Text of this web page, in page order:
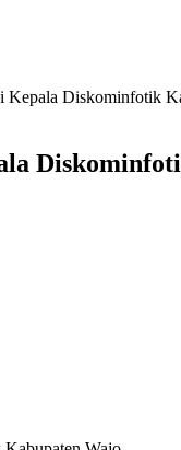
Kepala Diskominfotik